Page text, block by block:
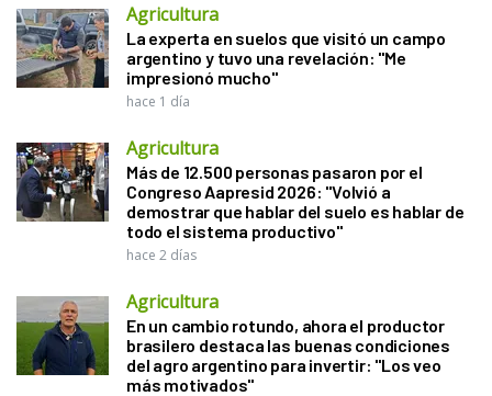
Agricultura
La experta en suelos que visitó un campo
argentino y tuvo una revelación: "Me
impresionó mucho"
hace 1 día
Agricultura
Más de 12.500 personas pasaron por el
Congreso Aapresid 2026: "Volvió a
demostrar que hablar del suelo es hablar de
todo el sistema productivo"
hace 2 días
Agricultura
En un cambio rotundo, ahora el productor
brasilero destaca las buenas condiciones
del agro argentino para invertir: "Los veo
más motivados"